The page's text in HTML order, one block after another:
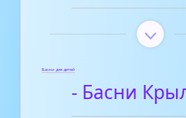
Басни для детей
- Басни